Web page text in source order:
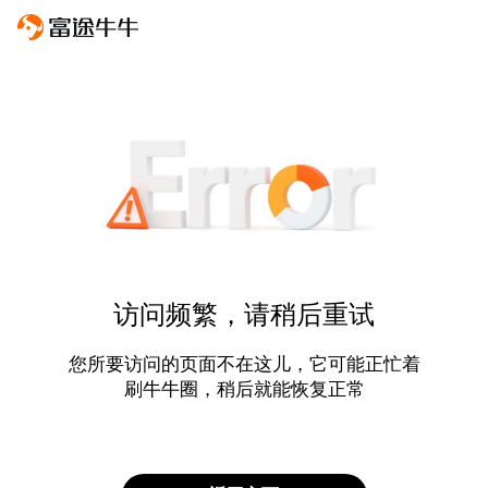
访问频繁，请稍后重试
您所要访问的页面不在这儿，它可能正忙着
刷牛牛圈，稍后就能恢复正常